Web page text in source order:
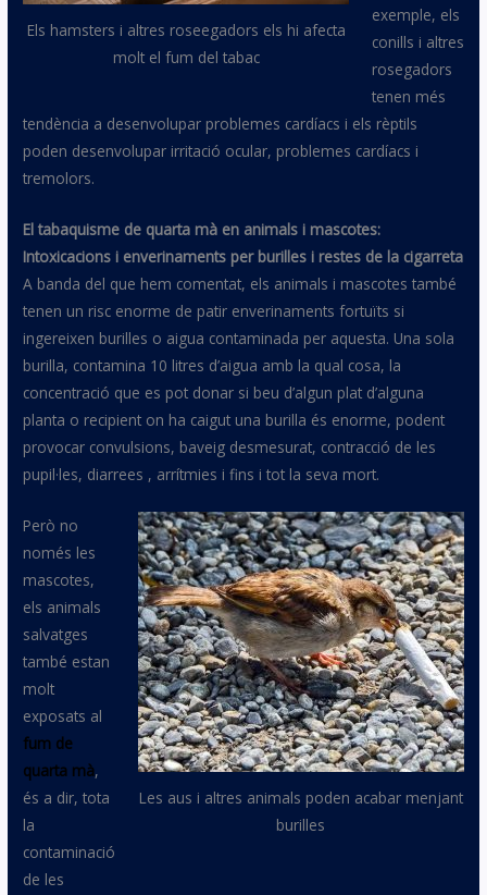
Els hamsters i altres roseegadors els hi afecta
molt el fum del tabac
exemple, els
conills i altres
rosegadors
tenen més
tendència a desenvolupar problemes cardíacs i els rèptils
poden desenvolupar irritació ocular, problemes cardíacs i
tremolors.
El tabaquisme de quarta mà en animals i mascotes:
Intoxicacions i enverinaments per burilles i restes de la cigarreta
A banda del que hem comentat, els animals i mascotes també
tenen un risc enorme de patir enverinaments fortuïts si
ingereixen burilles o aigua contaminada per aquesta. Una sola
burilla, contamina 10 litres d’aigua amb la qual cosa, la
concentració que es pot donar si beu d’algun plat d’alguna
planta o recipient on ha caigut una burilla és enorme, podent
provocar convulsions, baveig desmesurat, contracció de les
pupil·les, diarrees , arrítmies i fins i tot la seva mort.
Les aus i altres animals poden acabar menjant
burilles
Però no
només les
mascotes,
els animals
salvatges
també estan
molt
exposats al
fum de
quarta mà,
és a dir, tota
la
contaminació
de les